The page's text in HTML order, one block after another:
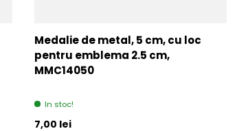
Medalie de metal, 5 cm, cu loc
pentru emblema 2.5 cm,
MMC14050
In stoc!
Pret initial
7,00 lei